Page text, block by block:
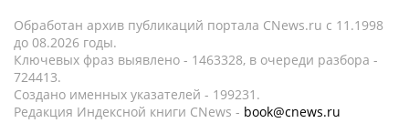
Обработан архив публикаций портала CNews.ru c 11.1998
до 08.2026 годы.
Ключевых фраз выявлено - 1463328, в очереди разбора -
724413.
Создано именных указателей - 199231.
Редакция Индексной книги CNews - book@cnews.ru